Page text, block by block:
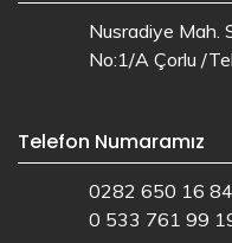
Nusradiye Mah.
No:1/A Çorlu /
Telefon Numaramız
0282 650 16 84
0 533 761 99